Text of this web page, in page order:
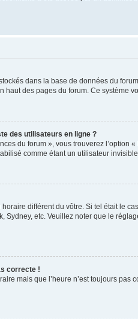
dans la base de données du
haut des pages du forum. Ce système
des utilisateurs en ligne ?
du forum », vous trouverez
comme étant un utilisateur
horaire différent du vôtre. Si tel était le
etc. Veuillez noter que le
correcte !
mais que l’heure n’est toujours